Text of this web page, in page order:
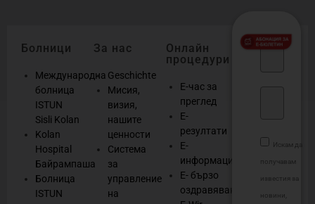
Болници
Международна
болница
ISTUN
Sisli Kolan
Kolan
Hospital
Байрампаша
Болница
ISTUN
За нас
Geschichte
Мисия,
визия,
нашите
ценности
Система
за
управление
на
Онлайн
процедури
Е-час за
преглед
Е-
резултати
Е-
информация
Е- бързо
оздравяване
Искам да
получавам
известия за
новини,